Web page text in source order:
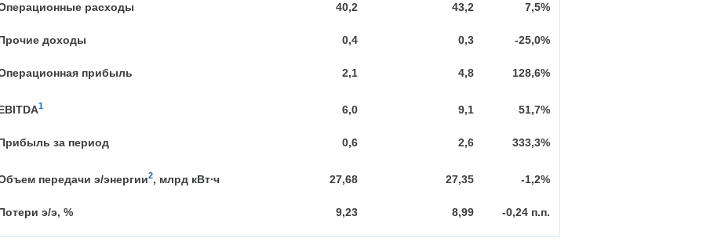
расходы 40,2 43,2 7,5%
доходы 0,4 0,3 -25,0%
прибыль 2,1 4,8 128,6%
1 6,0 9,1 51,7%
за период 0,6 2,6 333,3%
передачи э/энергии2, млрд кВт∙ч 27,68 27,35 -1,2%
э/э, % 9,23 8,99 -0,24 п.п.